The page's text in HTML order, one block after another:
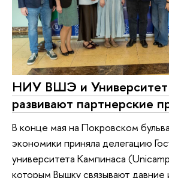
НИУ ВШЭ и Университет
развивают партнерские
В конце мая на Покровском
экономики приняла делегацию
университета Кампинаса
которым Вышку связывают давние